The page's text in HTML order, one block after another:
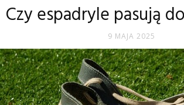
Czy espadryle pasują
9 MAJA 2025